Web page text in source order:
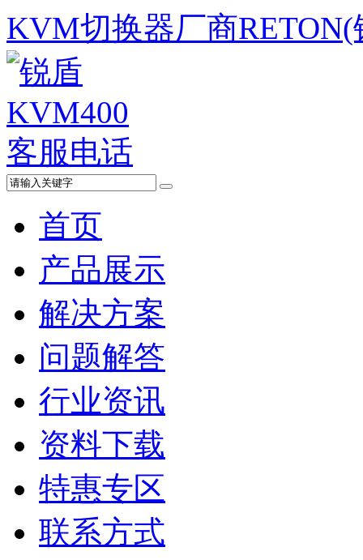
KVM切换器厂商RETON(
首页
产品展示
解决方案
问题解答
行业资讯
资料下载
特惠专区
联系方式